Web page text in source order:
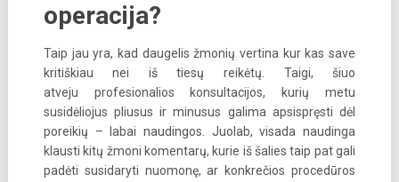
operacija?
Taip jau yra, kad daugelis žmonių vertina kur kas save
kritiškiau nei iš tiesų reikėtų. Taigi, šiuo
atveju profesionalios konsultacijos, kurių metu
susidėliojus pliusus ir minusus galima apsispręsti dėl
poreikių – labai naudingos. Juolab, visada naudinga
klausti kitų žmoni komentarų, kurie iš šalies taip pat gali
padėti susidaryti nuomonę, ar konkrečios procedūros